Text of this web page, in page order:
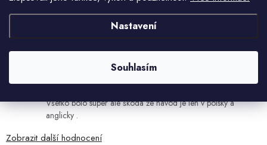
Nastavení
Souhlasím
7.8.2026
Všetko bolo super ale škoda že návod je len v polsky a
anglicky .
Zobrazit další hodnocení